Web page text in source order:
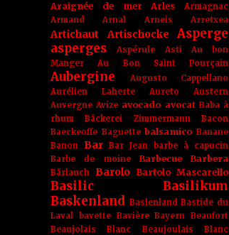
Araignée de mer Arles
Armagnac
Armand Arnal
Arneis Arretxea
Artichaut Artischocke
Asperge
asperges
Aspérule Asti
Au bon
Manger
Au Bon Saint Pourçain
Aubergine
Augusto Cappellano
Aurélien Laherte
Aureto
Austern
Auvergne Avize avocado avocat Baba à
rhum
Bäckerei Zimmermann
Bacon
Baeckeoffe Baguette balsamico Banane
Banon Bar Bar Jean
barbe à capucin
Barbe de moine
Barbecue Barbera
Bärlauch Barolo Bartolo Mascarello
Basilic
Basilikum
Baskenland Baslenland Bastide du
Laval
bavette Bavière Bayern Beaufort
Beaujolais Blanc
Beaujoulais Blanc